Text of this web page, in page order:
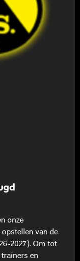
onze
van de
2027). Om tot
en